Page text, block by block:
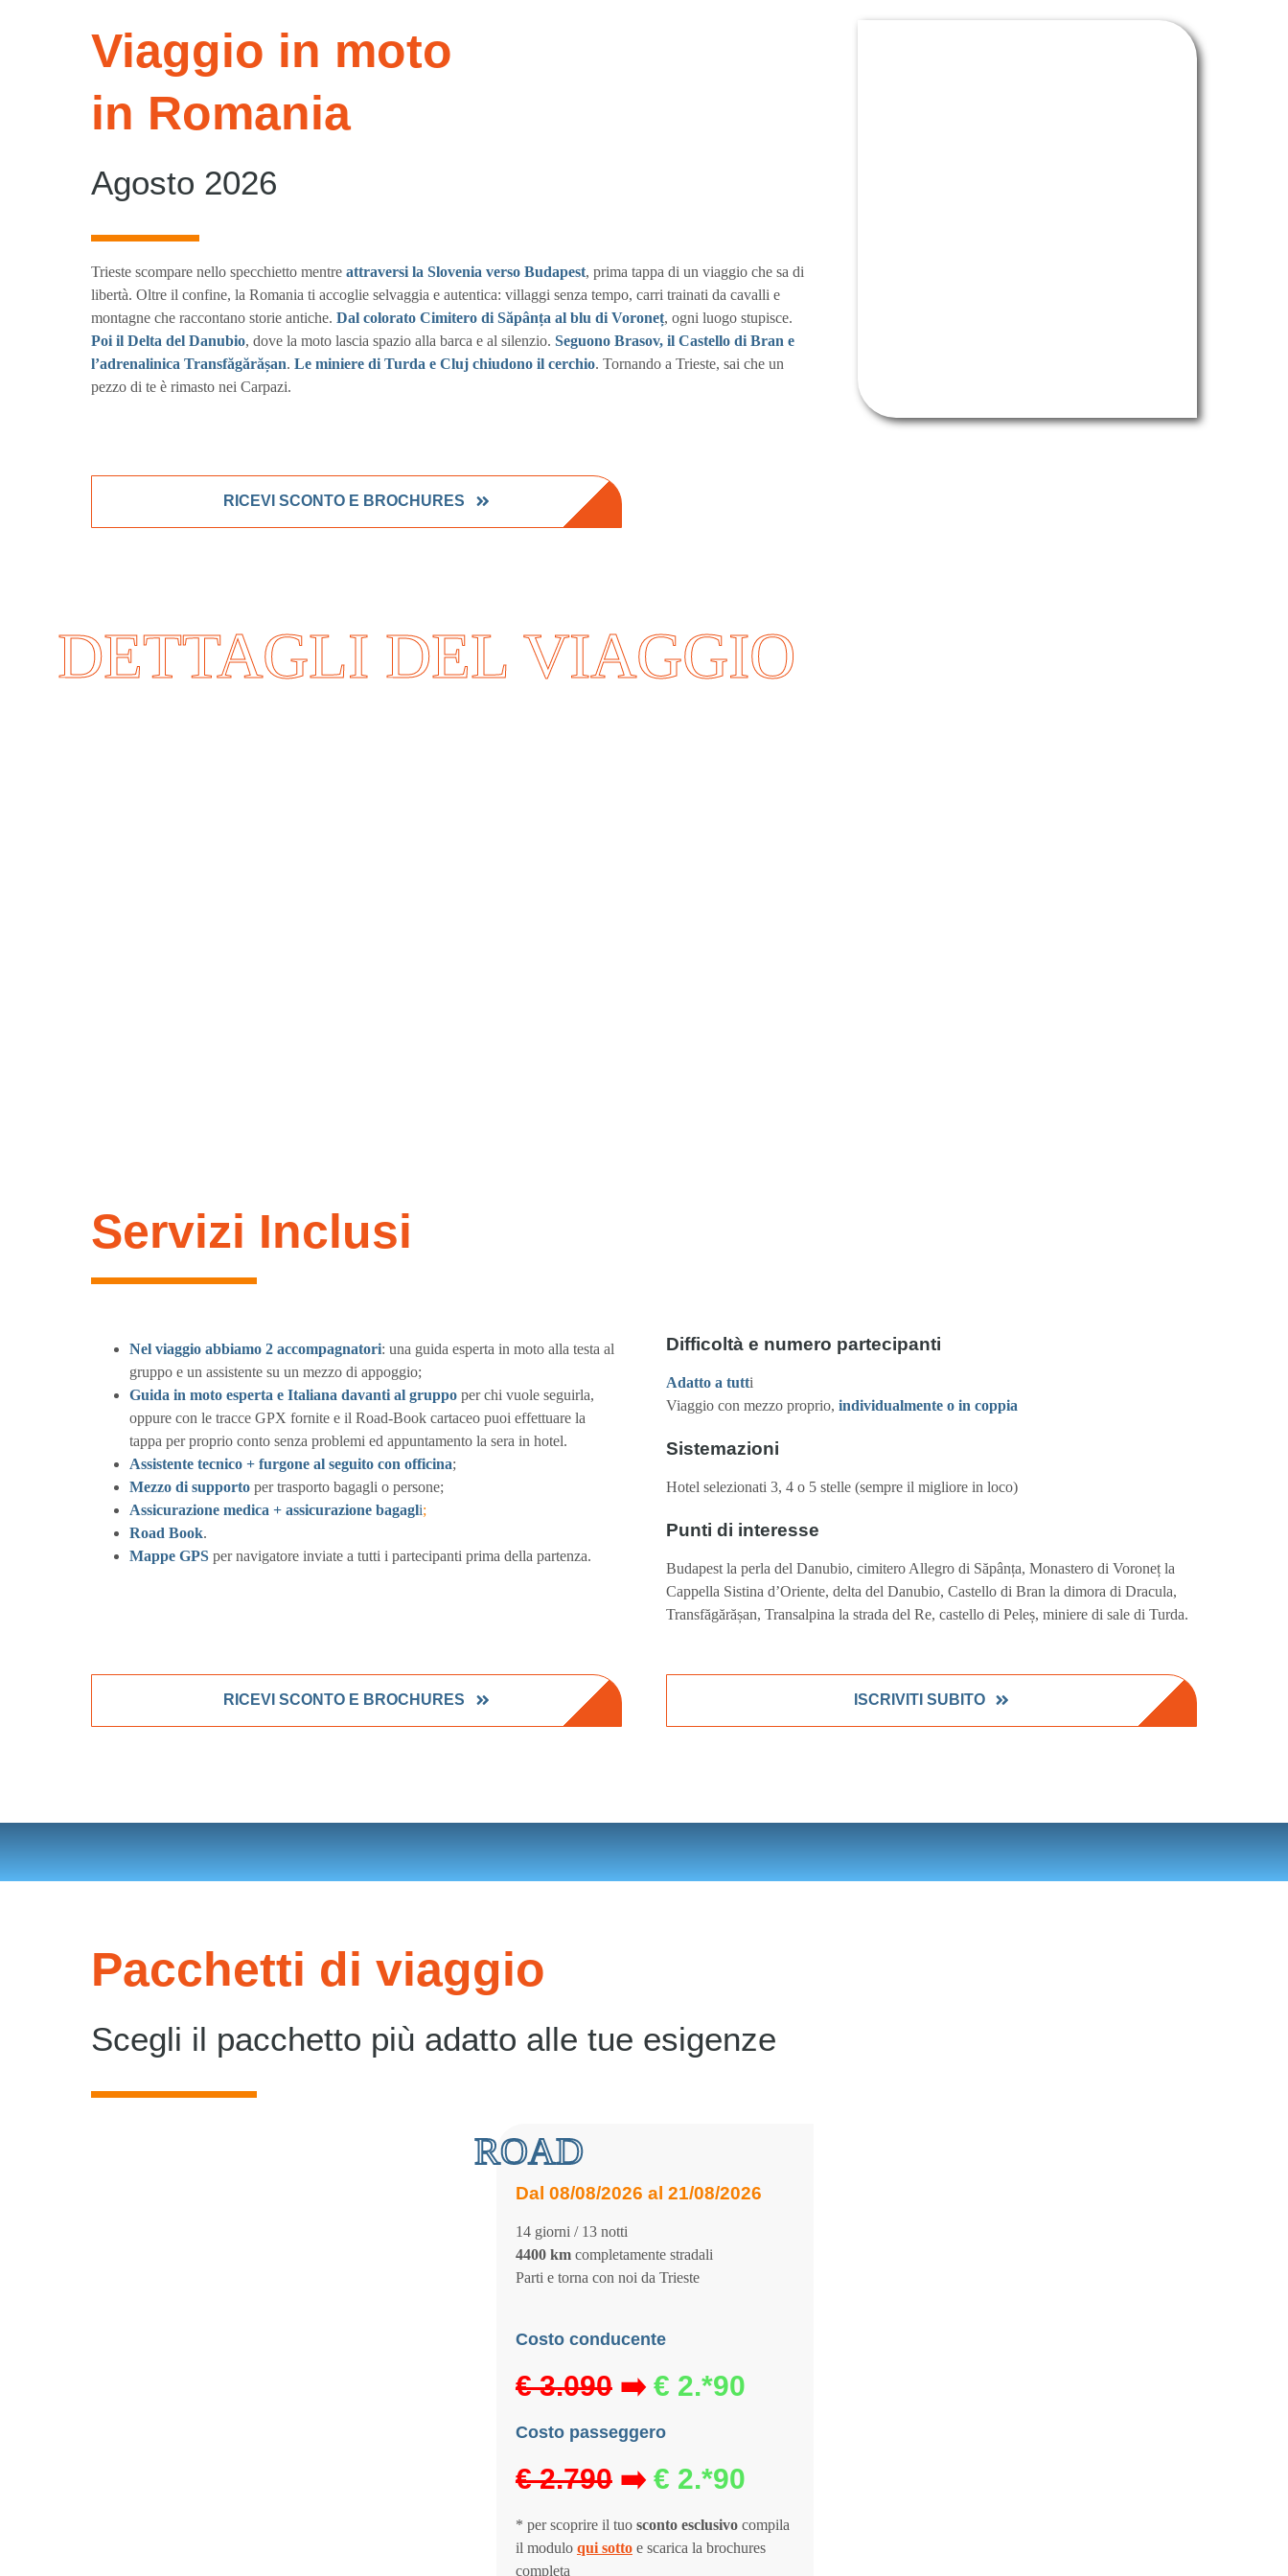
Viaggio in moto
in Romania
Agosto 2026
Trieste scompare nello specchietto mentreattraversi la Slovenia verso Budapest, prima tappa di un viaggio che sa di
libertà. Oltre il confine, la Romania ti accoglie selvaggia e autentica: villaggi senza tempo, carri trainati da cavalli e
montagne che raccontano storie antiche.Dal colorato Cimitero di Săpânța al blu di Voroneț, ogni luogo stupisce.
Poi il Delta del Danubio, dove la moto lascia spazio alla barca e al silenzio.Seguono Brasov, il Castello di Bran e
l’adrenalinica Transfăgărășan.Le miniere di Turda e Cluj chiudono il cerchio. Tornando a Trieste, sai che un
pezzo di te è rimasto nei Carpazi.
RICEVI SCONTO E BROCHURES
DETTAGLI DEL VIAGGIO
Servizi Inclusi
Nel viaggio abbiamo 2 accompagnatori: una guida esperta in moto alla testa al
gruppo e un assistente su un mezzo di appoggio;
Guida in moto esperta e Italiana davanti al gruppo per chi vuole seguirla,
oppure con le tracce GPX fornite e il Road-Book cartaceo puoi effettuare la
tappa per proprio conto senza problemi ed appuntamento la sera in hotel.
Assistente tecnico + furgone al seguito con officina;
Mezzo di supporto per trasporto bagagli o persone;
Assicurazione medica + assicurazione bagagli;
Road Book.
Mappe GPS per navigatore inviate a tutti i partecipanti prima della partenza.
Difficoltà e numero partecipanti
Adatto a tutti
Viaggio con mezzo proprio,individualmente o in coppia
Sistemazioni
Hotel selezionati 3, 4 o 5 stelle (sempre il migliore in loco)
Punti di interesse
Budapest la perla del Danubio, cimitero Allegro di Săpânța, Monastero di Voroneț la
Cappella Sistina d’Oriente, delta del Danubio, Castello di Bran la dimora di Dracula,
Transfăgărășan, Transalpina la strada del Re, castello di Peleș, miniere di sale di Turda.
RICEVI SCONTO E BROCHURES ISCRIVITI SUBITO
Pacchetti di viaggio
Scegli il pacchetto più adatto alle tue esigenze
ROAD
Dal 08/08/2026 al 21/08/2026
14 giorni / 13 notti
4400 kmcompletamente stradali
Parti e torna con noi da Trieste
Costo conducente
€ 3.090➡️ € 2.*90
Costo passeggero
€ 2.790➡️ € 2.*90
* per scoprire il tuo sconto esclusivocompila
il modulo qui sottoe scarica la brochures
completa